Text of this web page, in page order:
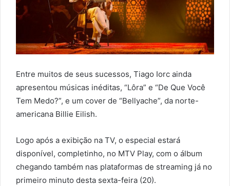
Entre muitos de seus sucessos, Tiago Iorc ainda
apresentou músicas inéditas, “Lôra” e “De Que Você
Tem Medo?”, e um cover de “Bellyache”, da norte-
americana Billie Eilish.
Logo após a exibição na TV, o especial estará
disponível, completinho, no MTV Play, com o álbum
chegando também nas plataformas de streaming já no
primeiro minuto desta sexta-feira (20).